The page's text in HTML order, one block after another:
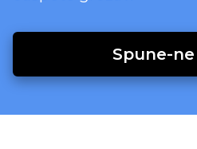
Spune-